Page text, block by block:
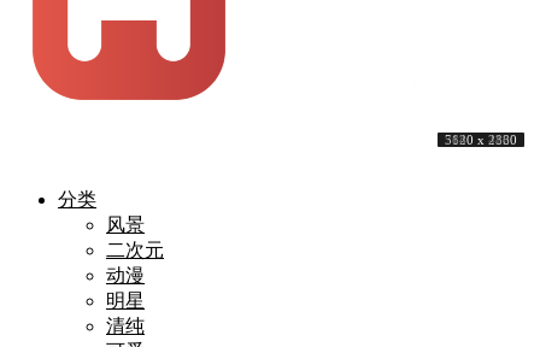
分类
风景
二次元
动漫
明星
清纯
5120 x 3200
3840 x 2160
5040 x 2836
3840 x 2160
5120 x 3200
5120 x 3200
3840 x 2160
3840 x 2160
7680 x 4320
5120 x 2880